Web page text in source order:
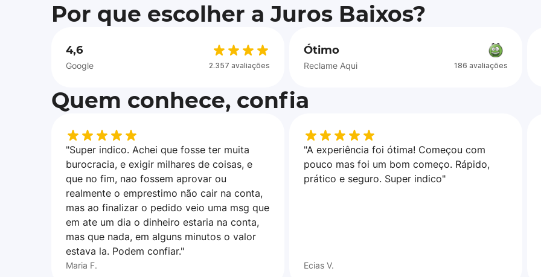
Por que escolher a Juros Baixos?
4,6
Google 2.357 avaliações
Ótimo
Reclame Aqui 186 avaliações
Quem conhece, confia
"Super indico. Achei que fosse ter muita
burocracia, e exigir milhares de coisas, e
que no fim, nao fossem aprovar ou
realmente o emprestimo não cair na conta,
mas ao finalizar o pedido veio uma msg que
em ate um dia o dinheiro estaria na conta,
mas que nada, em alguns minutos o valor
estava la. Podem confiar."
Maria F.
"A experiência foi ótima! Começou com
pouco mas foi um bom começo. Rápido,
prático e seguro. Super indico"
Ecias V.